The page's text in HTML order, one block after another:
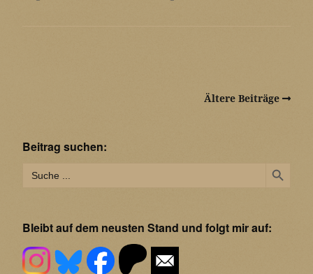
Ältere Beiträge
Beitrag suchen:
for:
Bleibt auf dem neusten Stand und folgt mir auf: